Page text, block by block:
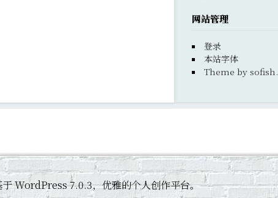
网站管理
登录
本站字体
Theme by sofish.
WordPress 7.0.3，优雅的个人创作平台。